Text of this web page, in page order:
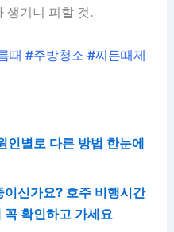
생기니 피할 것.
때 #주방청소 #찌든때제
인별로 다른 방법 한눈에
이신가요? 호주 비행시간
확인하고 가세요